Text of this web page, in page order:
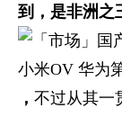
到，是非洲之
， 不过从其一